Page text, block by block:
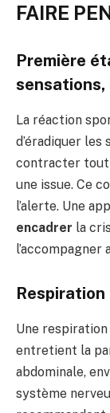
FAIRE
Première
sensations,
La réaction
d’éradiquer
contracter tout
une issue. Ce
l’alerte. Une
encadrer la
l’accompagner
Respiration
Une
entretient la
abdominale,
système